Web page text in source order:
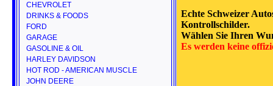
CHEVROLET
DRINKS & FOODS
FORD
GARAGE
GASOLINE & OIL
HARLEY DAVIDSON
HOT ROD - AMERICAN MUSCLE
JOHN DEERE
Echte Schweizer
Kontrollschilder.
Wählen Sie Ihren
Es werden keine